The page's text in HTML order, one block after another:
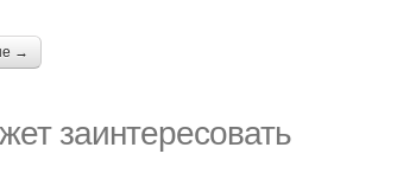
→
заинтересовать